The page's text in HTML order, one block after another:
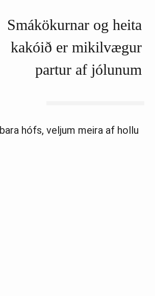
Smákökurnar og heita
kakóið er mikilvægur
partur af jólunum
hófs, veljum meira af hollu